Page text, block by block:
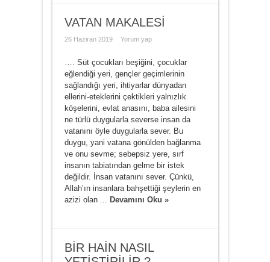
VATAN MAKALESİ
26 Haziran 2019 Yorum yap
…. Süt çocukları beşiğini, çocuklar
eğlendiği yeri, gençler geçimlerinin
sağlandığı yeri, ihtiyarlar dünyadan
ellerini-eteklerini çektikleri yalnızlık
köşelerini, evlat anasını, baba ailesini
ne türlü duygularla severse insan da
vatanını öyle duygularla sever. Bu
duygu, yani vatana gönülden bağlanma
ve onu sevme; sebepsiz yere, sırf
insanın tabiatından gelme bir istek
değildir. İnsan vatanını sever. Çünkü,
Allah’ın insanlara bahşettiği şeylerin en
azizi olan ... Devamını Oku »
BİR HAİN NASIL